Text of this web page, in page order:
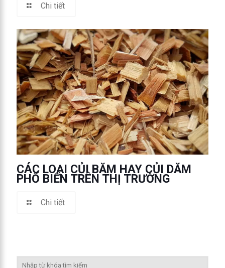
Chi tiết
CÁC LOẠI CỦI BĂM HAY CỦI DĂM
PHỔ BIẾN TRÊN THỊ TRƯỜNG
Chi tiết